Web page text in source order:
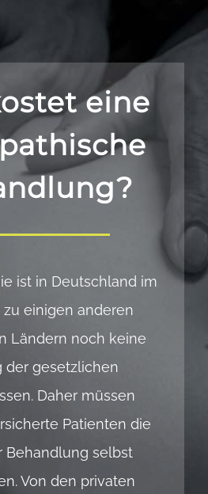
eine
ist in Deutschland im
zu einigen anderen
Ländern noch keine
der gesetzlichen
Daher müssen
Patienten die
Behandlung selbst
Von den privaten